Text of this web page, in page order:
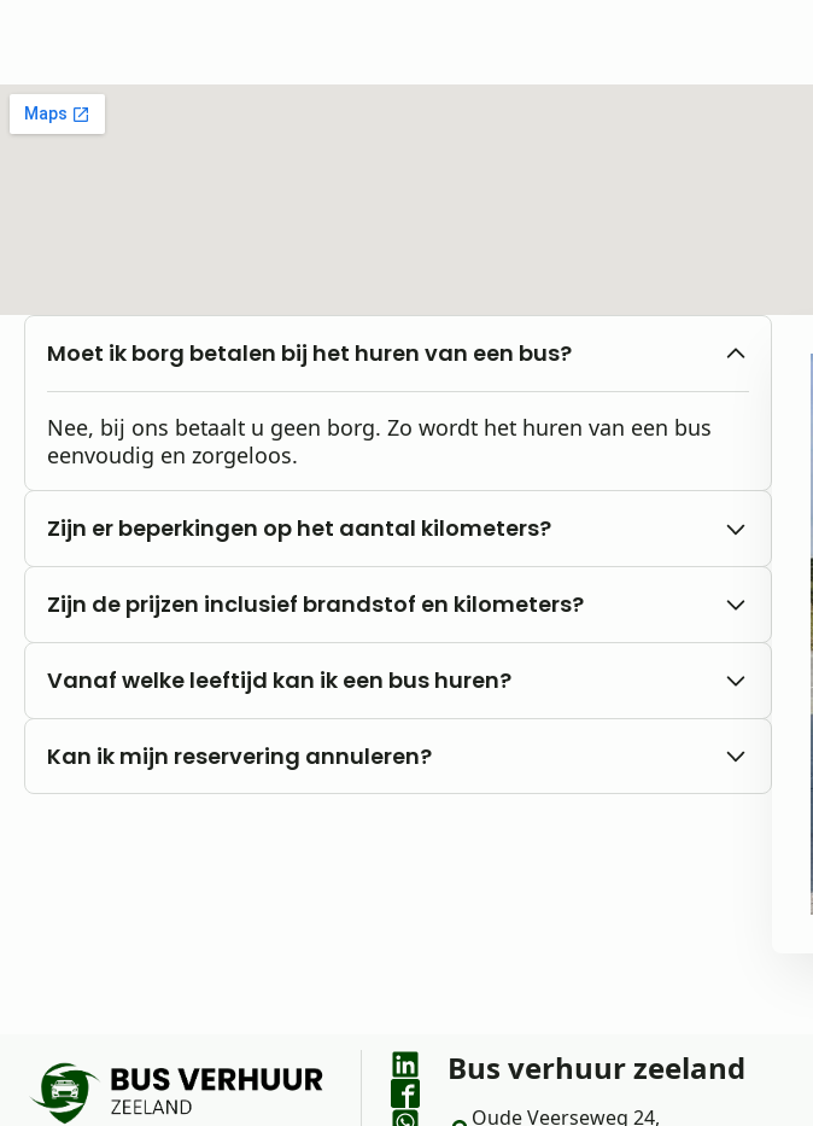
Moet ik borg betalen bij het huren van een bus?
Nee, bij ons betaalt u geen borg. Zo wordt het huren van een bus
eenvoudig en zorgeloos.
Zijn er beperkingen op het aantal kilometers?
Nee, u rijdt altijd met onbeperkte kilometers.
Zijn de prijzen inclusief brandstof en kilometers?
Onze prijzen zijn altijd inclusief btw en onbeperkte kilometers.
Vanaf welke leeftijd kan ik een bus huren?
U kunt al vanaf 18 jaar bij ons huren, mits u in het bezit bent van een
Kan ik mijn reservering annuleren?
Bus verhuur zeeland
Oude Veerseweg 24,